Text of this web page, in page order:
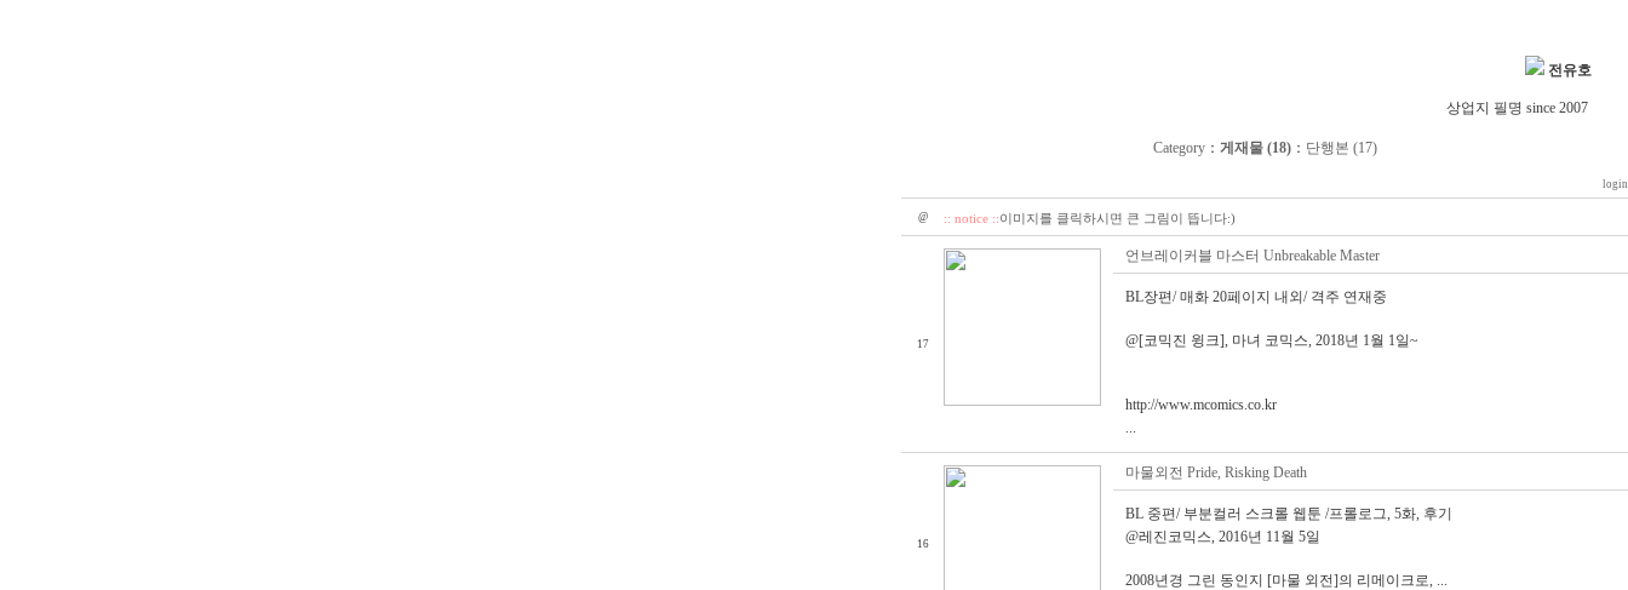
전유호
상업지 필명 since 2007
Category： 게재물 (18)： 단행본 (17)
login
@ :: notice ::이미지를 클릭하시면 큰 그림이 뜹니다:)
17
언브레이커블 마스터 Unbreakable Master
BL장편/ 매화 20페이지 내외/ 격주 연재중
@[코믹진 윙크], 마녀 코믹스, 2018년 1월 1일~
http://www.mcomics.co.kr
...
16
마물외전 Pride, Risking Death
BL 중편/ 부분컬러 스크롤 웹툰 /프롤로그, 5화, 후기
@레진코믹스, 2016년 11월 5일
2008년경 그린 동인지 [마물 외전]의 리메이크로, ...